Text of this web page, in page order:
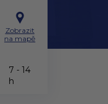
Zobrazit
na mapě
7 - 14
h